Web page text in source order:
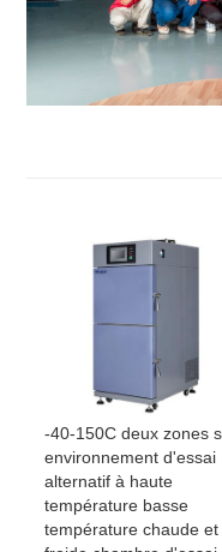
-40-150C deux zones
environnement d'essai
alternatif à haute
température basse
température chaude et